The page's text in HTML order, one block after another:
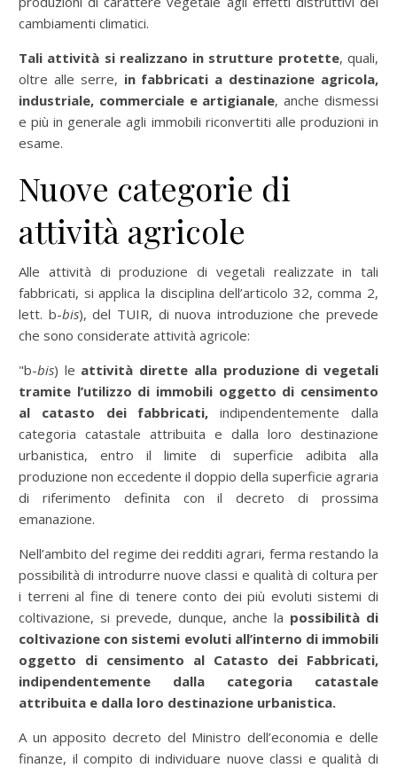
cambiamenti climatici.
Tali attività si realizzano in strutture protette, quali,
oltre alle serre, in fabbricati a destinazione agricola,
industriale, commerciale e artigianale, anche dismessi
e più in generale agli immobili riconvertiti alle produzioni in
esame.
Nuove categorie di
attività agricole
Alle attività di produzione di vegetali realizzate in tali
fabbricati, si applica la disciplina dell’articolo 32, comma 2,
lett. b-bis), del TUIR, di nuova introduzione che prevede
che sono considerate attività agricole:
"b-bis) le attività dirette alla produzione di vegetali
tramite l’utilizzo di immobili oggetto di censimento
al catasto dei fabbricati, indipendentemente dalla
categoria catastale attribuita e dalla loro destinazione
urbanistica, entro il limite di superficie adibita alla
produzione non eccedente il doppio della superficie agraria
di riferimento definita con il decreto di prossima
emanazione.
Nell’ambito del regime dei redditi agrari, ferma restando la
possibilità di introdurre nuove classi e qualità di coltura per
i terreni al fine di tenere conto dei più evoluti sistemi di
coltivazione, si prevede, dunque, anche la possibilità di
coltivazione con sistemi evoluti all’interno di immobili
oggetto di censimento al Catasto dei Fabbricati,
indipendentemente dalla categoria catastale
attribuita e dalla loro destinazione urbanistica.
A un apposito decreto del Ministro dell’economia e delle
finanze, il compito di individuare nuove classi e qualità di